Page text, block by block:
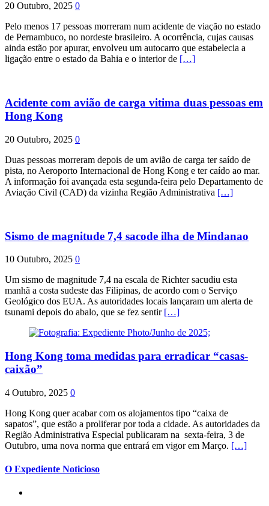
20 Outubro, 2025 0
Pelo menos 17 pessoas morreram num acidente de viação no estado
de Pernambuco, no nordeste brasileiro. A ocorrência, cujas causas
ainda estão por apurar, envolveu um autocarro que estabelecia a
ligação entre o estado da Bahia e o interior de […]
Acidente com avião de carga vitima duas pessoas em
Hong Kong
20 Outubro, 2025 0
Duas pessoas morreram depois de um avião de carga ter saído de
pista, no Aeroporto Internacional de Hong Kong e ter caído ao mar.
A informação foi avançada esta segunda-feira pelo Departamento de
Aviação Civil (CAD) da vizinha Região Administrativa […]
Sismo de magnitude 7,4 sacode ilha de Mindanao
10 Outubro, 2025 0
Um sismo de magnitude 7,4 na escala de Richter sacudiu esta
manhã a costa sudeste das Filipinas, de acordo com o Serviço
Geológico dos EUA. As autoridades locais lançaram um alerta de
tsunami depois do abalo, que se fez sentir […]
Hong Kong toma medidas para erradicar “casas-
caixão”
4 Outubro, 2025 0
Hong Kong quer acabar com os alojamentos tipo “caixa de
sapatos”, que estão a proliferar por toda a cidade. As autoridades da
Região Administrativa Especial publicaram na sexta-feira, 3 de
Outubro, uma nova norma que entrará em vigor em Março. […]
O Expediente Noticioso